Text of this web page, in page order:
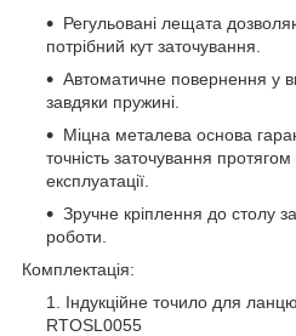
Регульовані лещата
потрібний кут заточування.
Автоматичне повернення у
завдяки пружині.
Міцна металева основа
точність заточування
експлуатації.
Зручне кріплення до столу
роботи.
Комплектація:
Індукційне точило для
RTOSL0055